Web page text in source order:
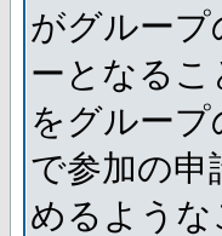
がグルー
ーとなる
をグルー
で参加の申
めるよう